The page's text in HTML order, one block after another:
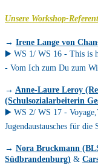
Unsere Workshop-
→ Irene Lange von
▶️ WS 1/ WS 16 - This is
- Vom Ich zum Du zum
→ Anne-Laure Leroy
(Schulsozialarbeiterin
▶️ WS 2/ WS 17 -
Jugendaustausches für die
→ Nora Bruckmann
Südbrandenburg) &